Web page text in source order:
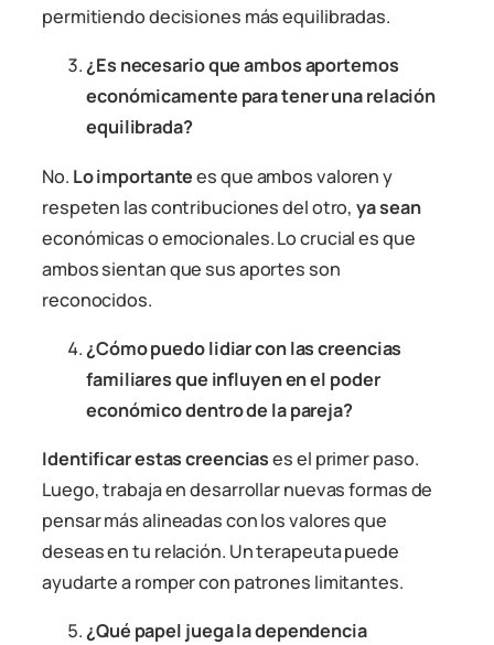
permitiendo decisiones más equilibradas.
¿Es necesario que ambos aportemos
económicamente para tener una relación
equilibrada?
No. Lo importantees que ambos valoren y
respeten las contribuciones del otro,ya sean
económicas o emocionales. Lo crucial es que
ambos sientan que sus aportes son
reconocidos.
¿Cómo puedo lidiar con las creencias
familiares que influyen en el poder
económico dentro de la pareja?
Identificar estas creenciases el primer paso.
Luego, trabaja en desarrollar nuevas formas de
pensar más alineadas con los valores que
deseas en tu relación. Un terapeuta puede
ayudarte a romper con patrones limitantes.
¿Qué papel juega la dependencia